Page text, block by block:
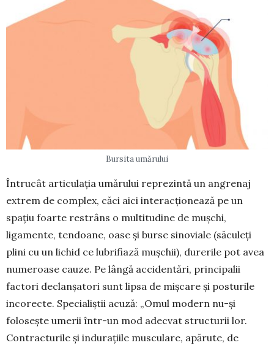
Bursita umărului
Întrucât articulația umărului reprezintă un angrenaj
extrem de complex, căci aici interacțio­nează pe un
spațiu foarte restrâns o multitudine de mușchi,
ligamente, tendoane, oase și burse sino­viale (săculeți
plini cu un lichid ce lubrifiază mușchii), durerile pot avea
numeroase cauze. Pe lângă accidentări, principalii
factori declanșatori sunt lipsa de mișcare și posturile
incorecte. Spe­cialiștii acuză: „Omul modern nu-și
folosește umerii într-un mod adecvat struc­turii lor.
Con­tracturile și indurațiile musculare, apărute, de